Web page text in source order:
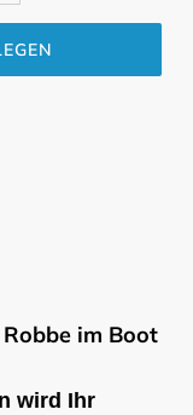
im Boot
wird Ihr